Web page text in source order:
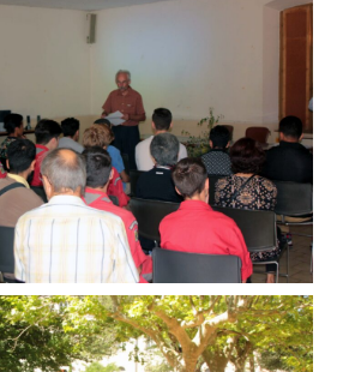
è
e
d
e
V
a
l
e